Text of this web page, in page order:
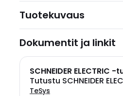
Tuotekuvaus
Dokumentit ja linkit
SCHNEIDER ELECTRIC
Tutustu SCHNEIDER
TeSys